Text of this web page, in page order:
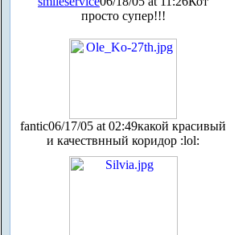
просто супер!!!
fantic06/17/05 at 02:49какой красивый
и качествнный коридор :lol: